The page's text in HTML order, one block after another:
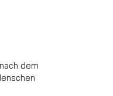
dem